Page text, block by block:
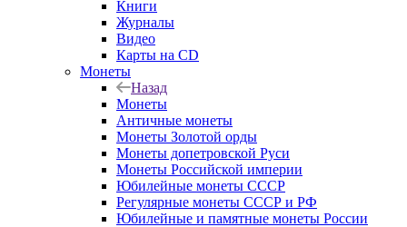
Книги
Журналы
Видео
Карты на CD
Монеты
Назад
Монеты
Античные монеты
Монеты Золотой орды
Монеты допетровской Руси
Монеты Российской империи
Юбилейные монеты СССР
Регулярные монеты СССР и РФ
Юбилейные и памятные монеты России